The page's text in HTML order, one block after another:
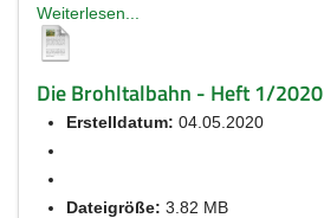
Weiterlesen...
Die Brohltalbahn - Heft 1/2020
Erstelldatum: 04.05.2020
Dateigröße: 3.82 MB